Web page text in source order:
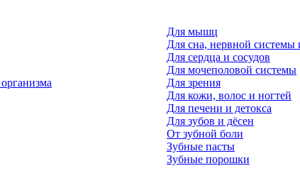
Для мышц
Для сна, нервной системы
Для сердца и сосудов
Для мочеполовой системы
Для зрения
Для кожи, волос и ногтей
Для печени и детокса
Для зубов и дёсен
От зубной боли
Зубные пасты
Зубные порошки